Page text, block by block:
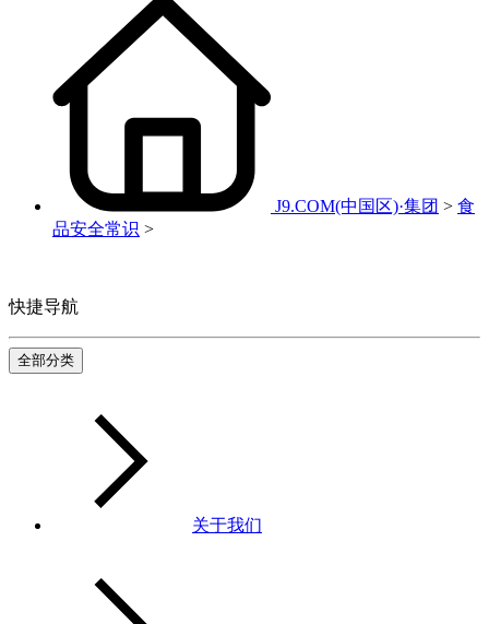
J9.COM(中国区)·集团 > 食
品安全常识 >
快捷导航
全部分类
关于我们